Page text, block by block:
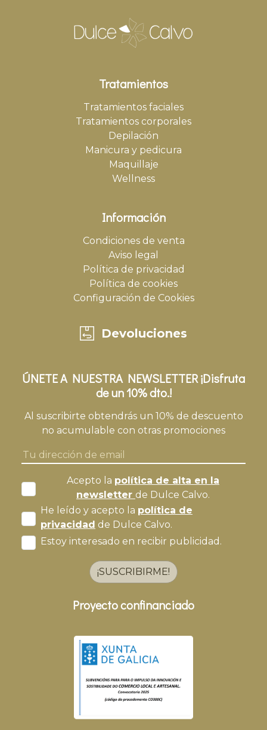
Tratamientos
Tratamientos faciales
Tratamientos corporales
Depilación
Manicura y pedicura
Maquillaje
Wellness
Información
Condiciones de venta
Aviso legal
Política de privacidad
Política de cookies
Configuración de Cookies
Devoluciones
ÚNETE A NUESTRA NEWSLETTER ¡Disfruta
de un 10% dto.!
Al suscribirte obtendrás un 10% de descuento
no acumulable con otras promociones
Acepto la política de alta en la
newsletter de Dulce Calvo.
He leído y acepto la política de
privacidad de Dulce Calvo.
Estoy interesado en recibir publicidad.
¡SUSCRIBIRME!
Proyecto confinanciado